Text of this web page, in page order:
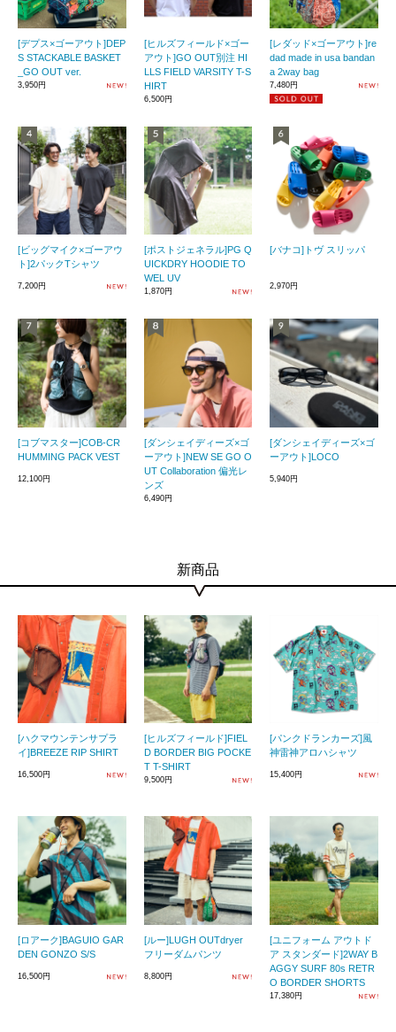
[デプス×ゴーアウト]DEP
S STACKABLE BASKET
_GO OUT ver.
3,950円
[ヒルズフィールド×ゴー
アウト]GO OUT別注 HI
LLS FIELD VARSITY T-S
HIRT
6,500円
[レダッド×ゴーアウト]re
dad made in usa bandan
a 2way bag
7,480円
[ビッグマイク×ゴーアウ
ト]2パックTシャツ
7,200円
[ポストジェネラル]PG Q
UICKDRY HOODIE TO
WEL UV
1,870円
[バナコ]トヴ スリッパ
2,970円
[コブマスター]COB-CR
HUMMING PACK VEST
12,100円
[ダンシェイディーズ×ゴ
ーアウト]NEW SE GO O
UT Collaboration 偏光レ
ンズ
6,490円
[ダンシェイディーズ×ゴ
ーアウト]LOCO
5,940円
新商品
[ハクマウンテンサプラ
イ]BREEZE RIP SHIRT
16,500円
[ヒルズフィールド]FIEL
D BORDER BIG POCKE
T T-SHIRT
9,500円
[パンクドランカーズ]風
神雷神アロハシャツ
15,400円
[ロアーク]BAGUIO GAR
DEN GONZO S/S
16,500円
[ルー]LUGH OUTdryer
フリーダムパンツ
8,800円
[ユニフォーム アウトド
ア スタンダード]2WAY B
AGGY SURF 80s RETR
O BORDER SHORTS
17,380円